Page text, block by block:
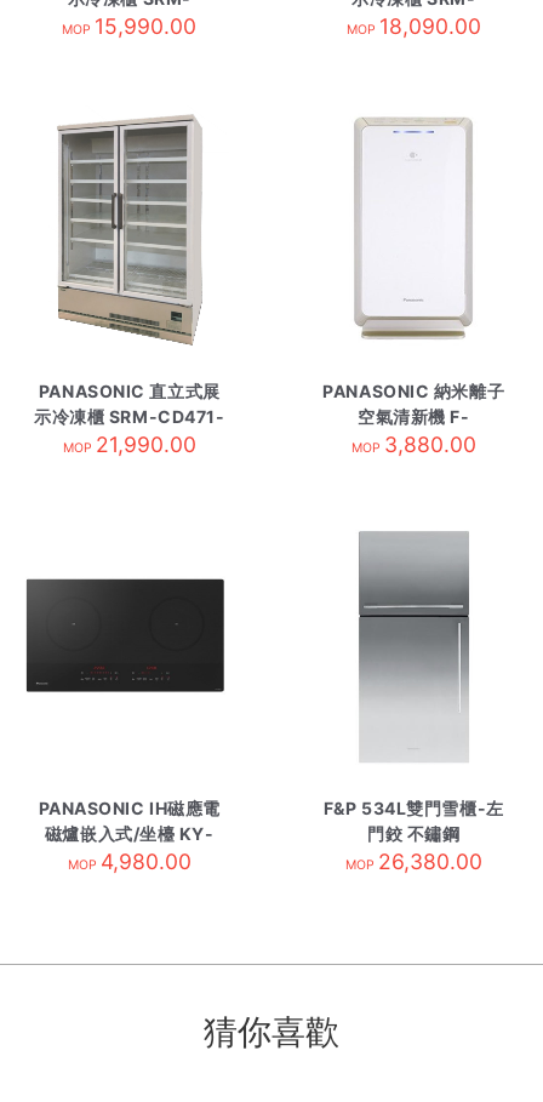
CDC319NL-TS3
MOP 15,990.00
CDC419NL-TS4
MOP 18,090.00
PANASONIC 直立式展
示冷凍櫃 SRM-CD471-
L
MOP 21,990.00
PANASONIC 納米離子
空氣清新機 F-
PXV55H/N金
MOP 3,880.00
PANASONIC IH磁應電
磁爐嵌入式/坐檯 KY-
H1WZ70
MOP 4,980.00
F&P 534L雙門雪櫃-左
門鉸 不鏽鋼
RF522WDLX4 需訂貨
MOP 26,380.00
猜你喜歡